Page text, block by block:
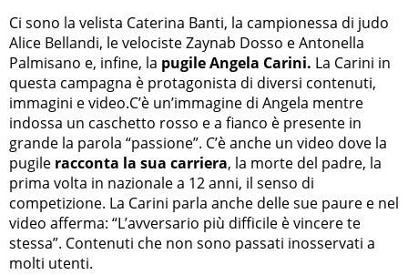
Ci sono la velista Caterina Banti, la campionessa di judo
Alice Bellandi, le velociste Zaynab Dosso e Antonella
Palmisano e, infine, la pugile Angela Carini. La Carini in
questa campagna è protagonista di diversi contenuti,
immagini e video.C’è un’immagine di Angela mentre
indossa un caschetto rosso e a fianco è presente in
grande la parola “passione”. C’è anche un video dove la
pugile racconta la sua carriera, la morte del padre, la
prima volta in nazionale a 12 anni, il senso di
competizione. La Carini parla anche delle sue paure e nel
video afferma: “L’avversario più difficile è vincere te
stessa”. Contenuti che non sono passati inosservati a
molti utenti.